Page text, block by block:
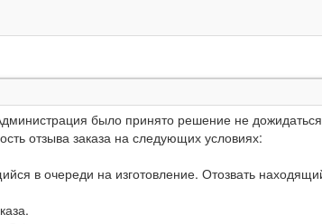
было принято решение не
отзыва заказа на следующих условиях:
в очереди на изготовление. Отозвать